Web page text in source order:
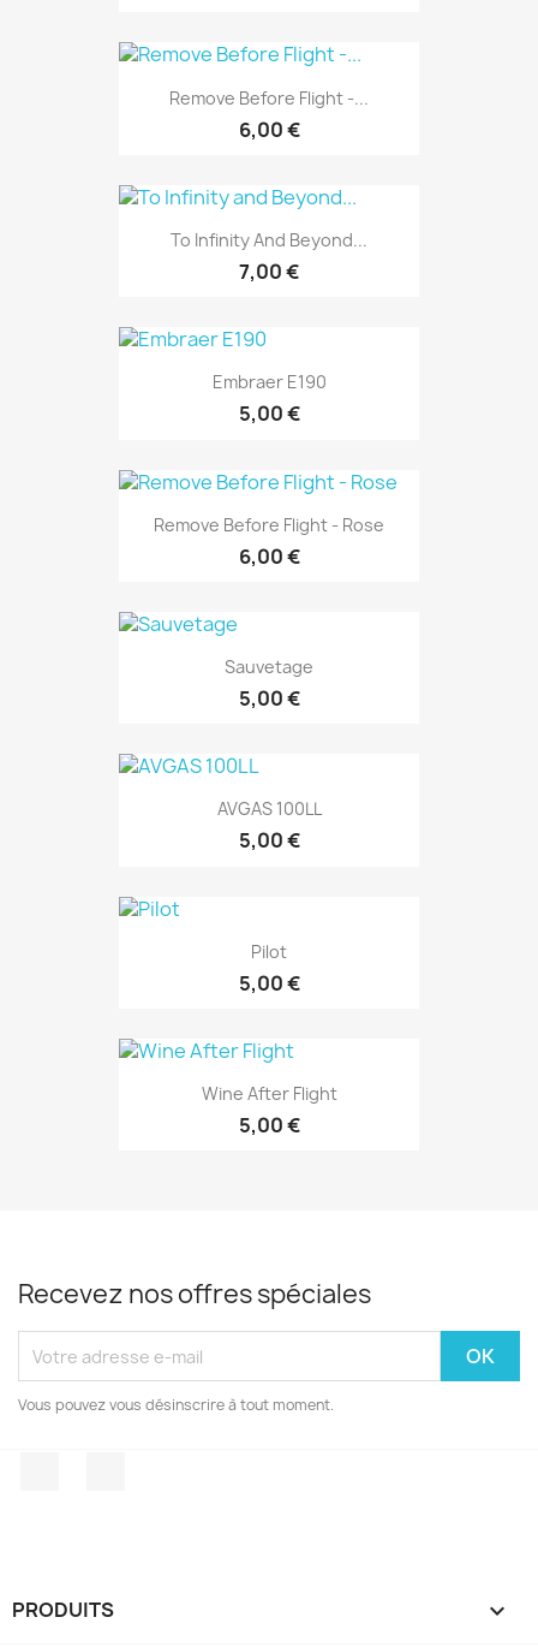
Remove Before Flight -...
6,00 €
To Infinity And Beyond...
7,00 €
Embraer E190
5,00 €
Remove Before Flight - Rose
6,00 €
Sauvetage
5,00 €
AVGAS 100LL
5,00 €
Pilot
5,00 €
Wine After Flight
5,00 €
Recevez nos offres spéciales
Vous pouvez vous désinscrire à tout moment.
PRODUITS 